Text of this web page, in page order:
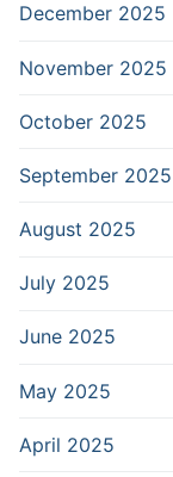
December 2025
November 2025
October 2025
September 2025
August 2025
July 2025
June 2025
May 2025
April 2025